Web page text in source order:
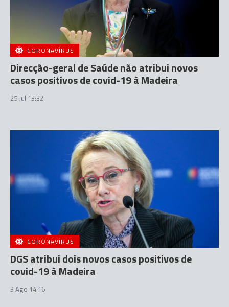
CORONAVÍRUS
Direcção-geral de Saúde não atribui novos
casos positivos de covid-19 à Madeira
25 Jul 13:32
CORONAVÍRUS
DGS atribui dois novos casos positivos de
covid-19 à Madeira
3 Ago 14:16